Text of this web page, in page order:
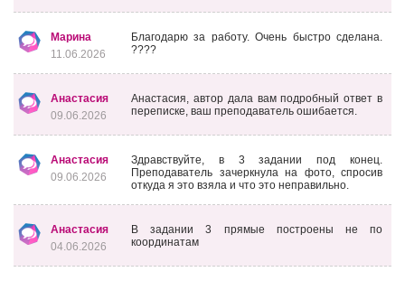
Марина
11.06.2026
Благодарю за работу. Очень быстро сделана.
????
Анастасия
09.06.2026
Анастасия, автор дала вам подробный ответ в
переписке, ваш преподаватель ошибается.
Анастасия
09.06.2026
Здравствуйте, в 3 задании под конец.
Преподаватель зачеркнула на фото, спросив
откуда я это взяла и что это неправильно.
Анастасия
04.06.2026
В задании 3 прямые построены не по
координатам